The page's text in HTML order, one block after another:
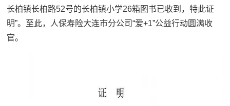
长柏镇长柏路52号的长柏镇小学26箱图书已收到，特此证
明”。至此，人保寿险大连市分公司“爱+1”公益行动圆满收
官。